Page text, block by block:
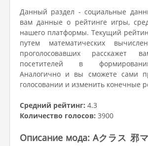
Данный раздел - социальные
вам данные о рейтинге игры,
нашего платформы. Текущий
путем математических
проголосовавших расскажет
посетителей в
Аналогично и вы сможете сами
голосовании и изменить конечные
Средний рейтинг: 4.3
Количество голосов: 3900
Описание мода: Aクラス 邪